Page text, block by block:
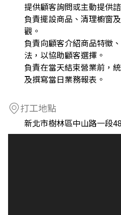
提供顧客詢問或主動提供
負責擺設商品、清理櫥窗
觀。
負責向顧客介紹商品特徵
法，以協助顧客選擇。
負責在當天結束營業前，
及撰寫當日業務報表。
打工地點
新北市樹林區中山路一段